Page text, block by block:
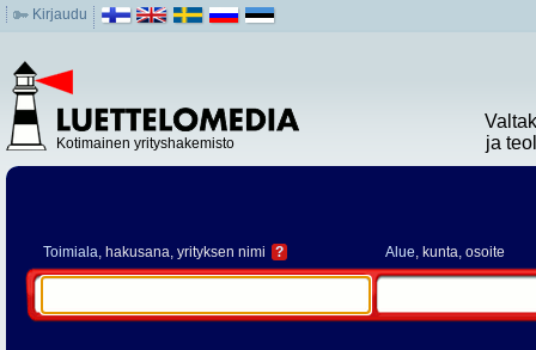
Kirjaudu
Kotimainen yrityshakemisto
ja
Toimiala, hakusana, yrityksen nimi ? Alue, kunta, osoite